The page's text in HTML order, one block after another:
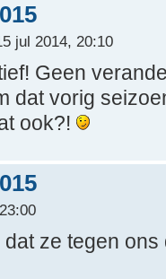
jul 2014, 20:10
Geen
dat vorig
ook?!
ze tegen